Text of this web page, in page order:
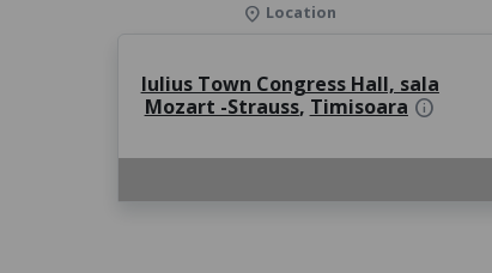
location_on Location
Iulius Town Congress Hall, sala
Mozart -Strauss, Timisoara info